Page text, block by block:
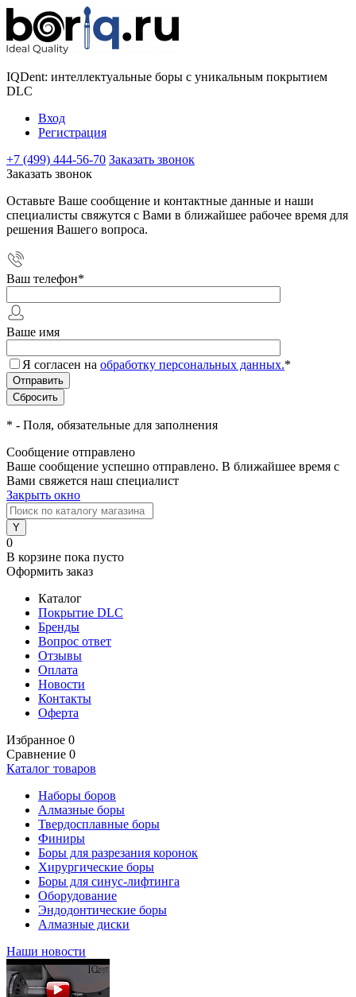
IQDent: интеллектуальные боры с уникальным покрытием
DLC
Вход
Регистрация
+7 (499) 444-56-70 Заказать звонок
Заказать звонок
Оставьте Ваше сообщение и контактные данные и наши
специалисты свяжутся с Вами в ближайшее рабочее время для
решения Вашего вопроса.
Ваш телефон*
Ваше имя
Я согласен на обработку персональных данных.*
* - Поля, обязательные для заполнения
Сообщение отправлено
Ваше сообщение успешно отправлено. В ближайшее время с
Вами свяжется наш специалист
Закрыть окно
0
В корзине пока пусто
Оформить заказ
Каталог
Покрытие DLC
Бренды
Вопрос ответ
Отзывы
Оплата
Новости
Контакты
Оферта
Избранное 0
Сравнение 0
Каталог товаров
Наборы боров
Алмазные боры
Твердосплавные боры
Финиры
Боры для разрезания коронок
Хирургические боры
Боры для синус-лифтинга
Оборудование
Эндодонтические боры
Алмазные диски
Наши новости